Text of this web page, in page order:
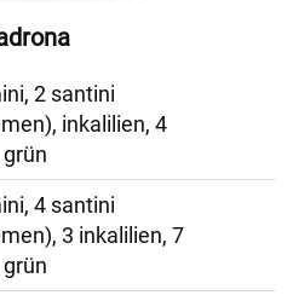
2 santini
inkalilien, 4
4 santini
3 inkalilien, 7